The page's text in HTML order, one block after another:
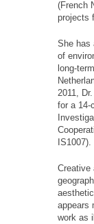
(French
projects
She has
of
long-
2011,
for a 14-
IS1007).
Creative
appears
work as